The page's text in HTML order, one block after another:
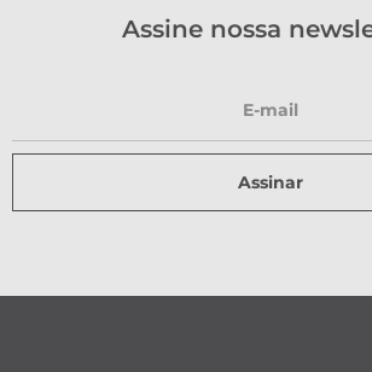
Assine nossa
Assinar